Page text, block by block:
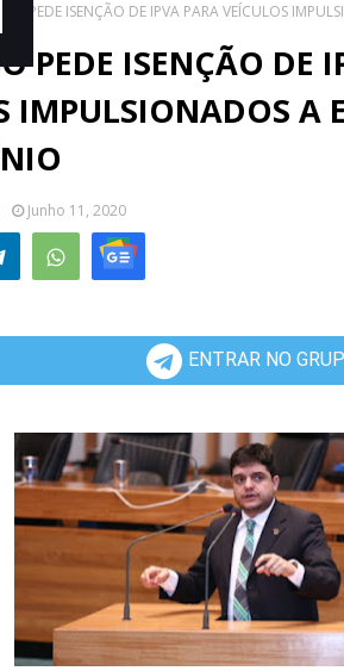
PEDE ISENÇÃO DE IPVA PARA VEÍCULOS
PEDE ISENÇÃO DE
IMPULSIONADOS A
Junho 11, 2020
ENTRAR NO